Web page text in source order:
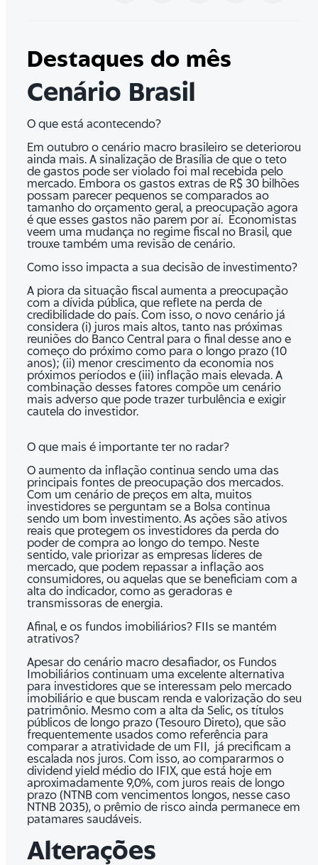
Destaques do mês
Cenário Brasil
O que está acontecendo?
Em outubro o cenário macro brasileiro se deteriorou
ainda mais. A sinalização de Brasília de que o teto
de gastos pode ser violado foi mal recebida pelo
mercado. Embora os gastos extras de R$ 30 bilhões
possam parecer pequenos se comparados ao
tamanho do orçamento geral, a preocupação agora
é que esses gastos não parem por aí. Economistas
veem uma mudança no regime fiscal no Brasil, que
trouxe também uma revisão de cenário.
Como isso impacta a sua decisão de investimento?
A piora da situação fiscal aumenta a preocupação
com a dívida pública, que reflete na perda de
credibilidade do país. Com isso, o novo cenário já
considera (i) juros mais altos, tanto nas próximas
reuniões do Banco Central para o final desse ano e
começo do próximo como para o longo prazo (10
anos); (ii) menor crescimento da economia nos
próximos períodos e (iii) inflação mais elevada. A
combinação desses fatores compõe um cenário
mais adverso que pode trazer turbulência e exigir
cautela do investidor.
O que mais é importante ter no radar?
O aumento da inflação continua sendo uma das
principais fontes de preocupação dos mercados.
Com um cenário de preços em alta, muitos
investidores se perguntam se a Bolsa continua
sendo um bom investimento. As ações são ativos
reais que protegem os investidores da perda do
poder de compra ao longo do tempo. Neste
sentido, vale priorizar as empresas líderes de
mercado, que podem repassar a inflação aos
consumidores, ou aquelas que se beneficiam com a
alta do indicador, como as geradoras e
transmissoras de energia.
Afinal, e os fundos imobiliários? FIIs se mantém
atrativos?
Apesar do cenário macro desafiador, os Fundos
Imobiliários continuam uma excelente alternativa
para investidores que se interessam pelo mercado
imobiliário e que buscam renda e valorização do seu
patrimônio. Mesmo com a alta da Selic, os títulos
públicos de longo prazo (Tesouro Direto), que são
frequentemente usados como referência para
comparar a atratividade de um FII, já precificam a
escalada nos juros. Com isso, ao compararmos o
dividend yield médio do IFIX, que está hoje em
aproximadamente 9,0%, com juros reais de longo
prazo (NTNB com vencimentos longos, nesse caso
NTNB 2035), o prêmio de risco ainda permanece em
patamares saudáveis.
Alterações